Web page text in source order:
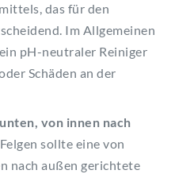
das für den
Im Allgemeinen
pH-neutraler Reiniger
Schäden an der
von innen nach
sollte eine von
nach außen gerichtete